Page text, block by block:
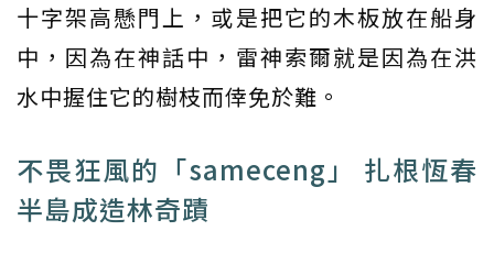
十字架高懸門上，或是把它的木板放在船身
中，因為在神話中，雷神索爾就是因為在洪
水中握住它的樹枝而倖免於難。
不畏狂風的「sameceng」 扎根恆春
半島成造林奇蹟